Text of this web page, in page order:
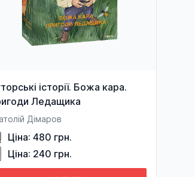
історії. Божа кара.
Ледащика
Дімаров
Ціна: 480 грн.
Ціна: 240 грн.